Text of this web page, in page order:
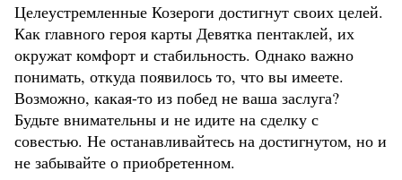
Целеустремленные Козероги достигнут своих целей.
Как главного героя карты Девятка пентаклей, их
окружат комфорт и стабильность. Однако важно
понимать, откуда появилось то, что вы имеете.
Возможно, какая-то из побед не ваша заслуга?
Будьте внимательны и не идите на сделку с
совестью. Не останавливайтесь на достигнутом, но и
не забывайте о приобретенном.